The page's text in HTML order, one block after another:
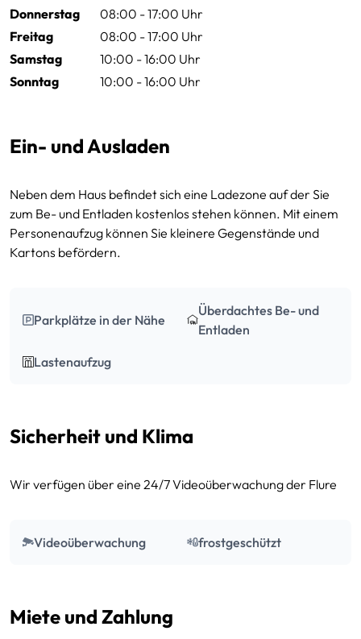
Donnerstag
08:00 - 17:00 Uhr
Freitag
08:00 - 17:00 Uhr
Samstag
10:00 - 16:00 Uhr
Sonntag
10:00 - 16:00 Uhr
Ein- und Ausladen
Neben dem Haus befindet sich eine Ladezone auf der Sie
zum Be- und Entladen kostenlos stehen können. Mit einem
Personenaufzug können Sie kleinere Gegenstände und
Kartons befördern.
Parkplätze in der Nähe
Überdachtes Be- und
Entladen
Lastenaufzug
Sicherheit und Klima
Wir verfügen über eine 24/7 Videoüberwachung der Flure
Videoüberwachung frostgeschützt
Miete und Zahlung